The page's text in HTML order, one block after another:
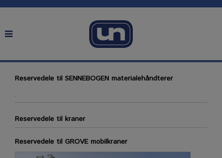
Reservedele til SENNEBOGEN materialehåndterer
Reservedele til kraner
Reservedele til GROVE mobilkraner